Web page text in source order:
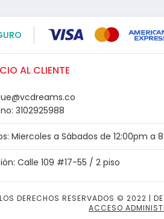
AL CLIENTE
3102925988
Miercoles a Sábados de 12:00pm a
Calle 109 #17-55 / 2 piso
DERECHOS RESERVADOS © 2022 |
ACCESO